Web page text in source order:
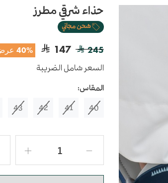
حذاء شرقي مطرز
شحن مجاني
245
147 40% عرض
السعر شامل الضريبة
المقاس:
40
41
42
43